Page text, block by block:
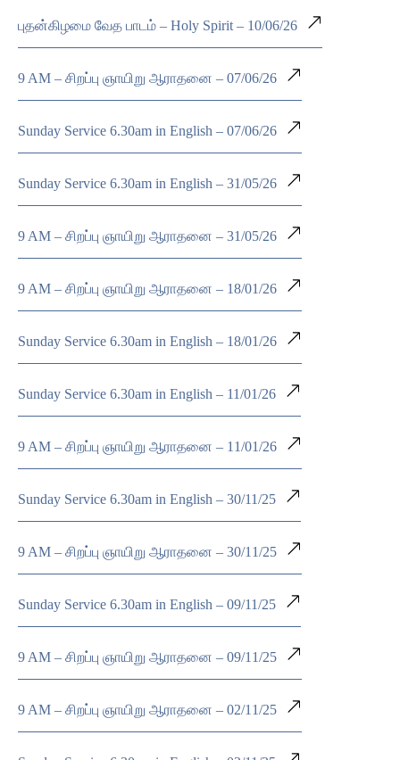
புதன்கிழமை வேத பாடம் – Holy Spirit – 10/06/26
9 AM – சிறப்பு ஞாயிறு ஆராதனை – 07/06/26
Sunday Service 6.30am in English – 07/06/26
Sunday Service 6.30am in English – 31/05/26
9 AM – சிறப்பு ஞாயிறு ஆராதனை – 31/05/26
9 AM – சிறப்பு ஞாயிறு ஆராதனை – 18/01/26
Sunday Service 6.30am in English – 18/01/26
Sunday Service 6.30am in English – 11/01/26
9 AM – சிறப்பு ஞாயிறு ஆராதனை – 11/01/26
Sunday Service 6.30am in English – 30/11/25
9 AM – சிறப்பு ஞாயிறு ஆராதனை – 30/11/25
Sunday Service 6.30am in English – 09/11/25
9 AM – சிறப்பு ஞாயிறு ஆராதனை – 09/11/25
9 AM – சிறப்பு ஞாயிறு ஆராதனை – 02/11/25